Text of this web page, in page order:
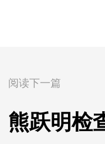
阅读下一篇
熊跃明检